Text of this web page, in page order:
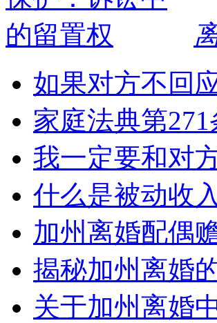
如果对方不回
家庭法典第
我一定要和对
什么是被动收
加州离婚配偶
揭秘加州离婚
关于加州离婚